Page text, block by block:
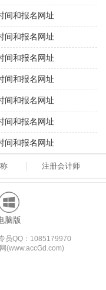
间和报名网址
间和报名网址
间和报名网址
间和报名网址
间和报名网址
间和报名网址
间和报名网址
注册会计师
脑版
员QQ：1085179970
(www.accGd.com)